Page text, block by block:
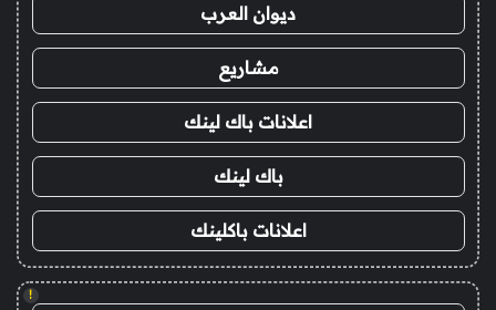
ديوان العرب
مشاريع
اعلانات باك لينك
باك لينك
اعلانات باكلينك
!